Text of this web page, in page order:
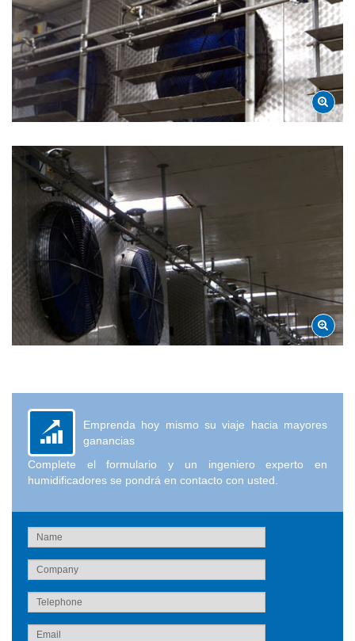
Emprenda hoy mismo su viaje hacia mayores
ganancias
Complete el formulario y un ingeniero experto en
humidificadores se pondrá en contacto con usted.